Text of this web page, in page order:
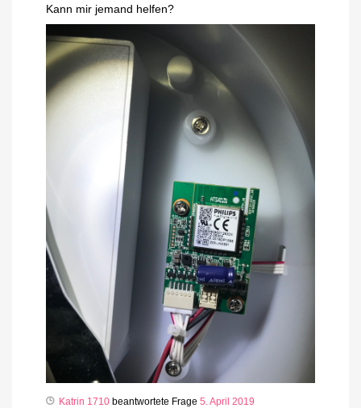
Kann mir jemand helfen?
Katrin 1710 beantwortete Frage 5. April 2019